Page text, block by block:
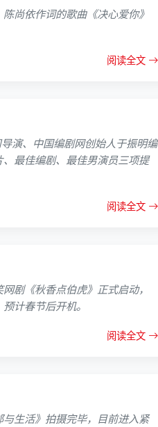
尚依作词的歌曲《决心爱你》
阅读全文
演、中国编剧网创始人于振明编
最佳编剧、最佳男演员三项提
阅读全文
剧《秋香点伯虎》正式启动，
计春节后开机。
阅读全文
生活》拍摄完毕，目前进入紧